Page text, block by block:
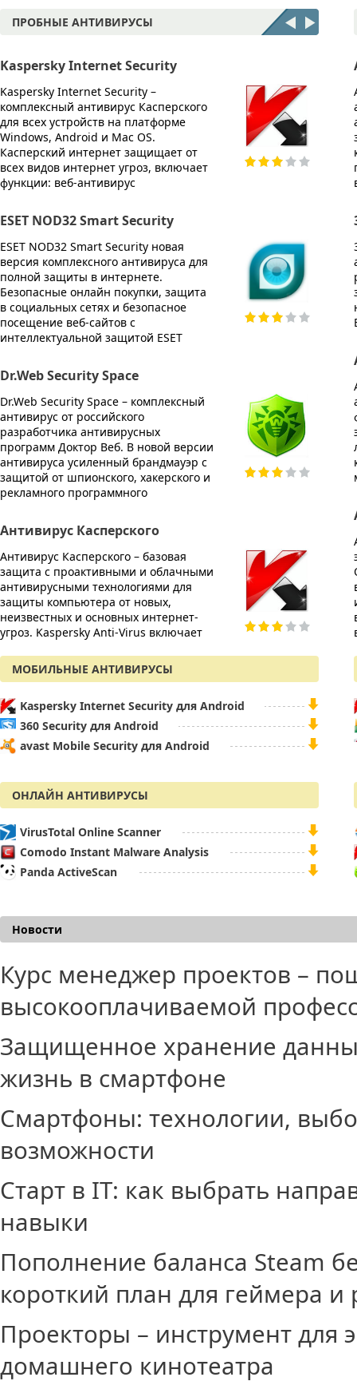
ПРОБНЫЕ АНТИВИРУСЫ
Kaspersky Internet Security
Kaspersky Internet Security –
комплексный антивирус Касперского
для всех устройств на платформе
Windows, Android и Mac OS.
Касперский интернет защищает от
всех видов интернет угроз, включает
функции: веб-антивирус
ESET NOD32 Smart Security
ESET NOD32 Smart Security новая
версия комплексного антивируса для
полной защиты в интернете.
Безопасные онлайн покупки, защита
в социальных сетях и безопасное
посещение веб-сайтов с
интеллектуальной защитой ESET
Dr.Web Security Space
Dr.Web Security Space – комплексный
антивирус от российского
разработчика антивирусных
программ Доктор Веб. В новой версии
антивируса усиленный брандмауэр с
защитой от шпионского, хакерского и
рекламного программного
Антивирус Касперского
Антивирус Касперского – базовая
защита с проактивными и облачными
антивирусными технологиями для
защиты компьютера от новых,
неизвестных и основных интернет-
угроз. Kaspersky Anti-Virus включает
Avira
всех
AVG
AVG
МОБИЛЬНЫЕ АНТИВИРУСЫ
Kaspersky Internet Security для Android
360 Security для Android
avast Mobile Security для Android
ОНЛАЙН АНТИВИРУСЫ
VirusTotal Online Scanner
Comodo Instant Malware Analysis
Panda ActiveScan
Новости
Курс менеджер проектов –
высокооплачиваемой
Защищенное хранение
жизнь в смартфоне
Смартфоны: технологии,
возможности
Старт в IT: как выбрать
навыки
Пополнение баланса Steam
короткий план для геймера и
Проекторы – инструмент для
домашнего кинотеатра